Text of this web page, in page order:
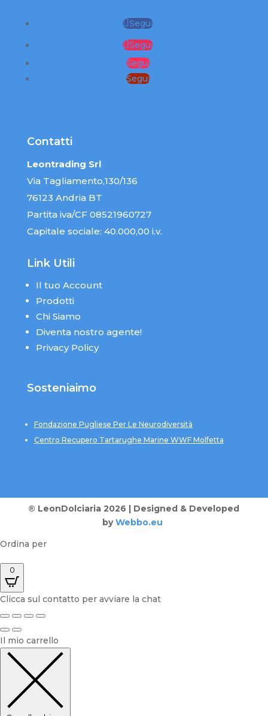
Segui
Segui
Segui
Segui
Contatti
Leontrading Srl
Via Tagliamento,130/136
76123 Andria BT
Partita iva/CF 08521960727
Capitale sociale: 40.000,00 i.v.
Link Utili
Il tuo Account
Prodotti
Chi Siamo
Diventa nostro agente!
Privacy Policy
Sosteniaimo
Fondazione Pugliese Per Le Neurodiversità
Centro Recupero Tartarughe Marine WWF Molfetta
® LeonDolciaria 2026 | Designed & Developed
by Webbo.eu
Ordina per
0
Clicca sul contatto per avviare la chat
Il mio carrello